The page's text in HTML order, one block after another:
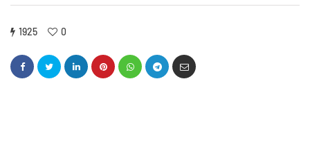
1925 0